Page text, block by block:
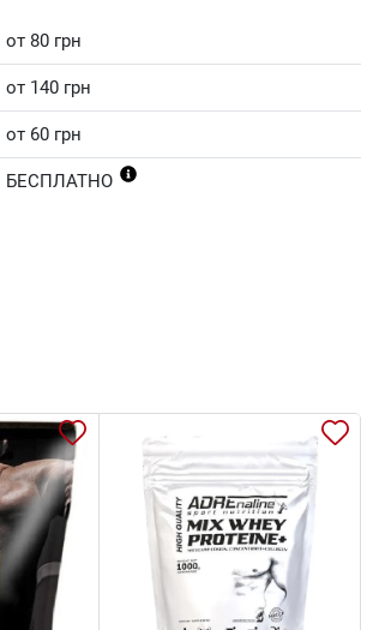
от 80 грн
от 140 грн
от 60 грн
БЕСПЛАТНО